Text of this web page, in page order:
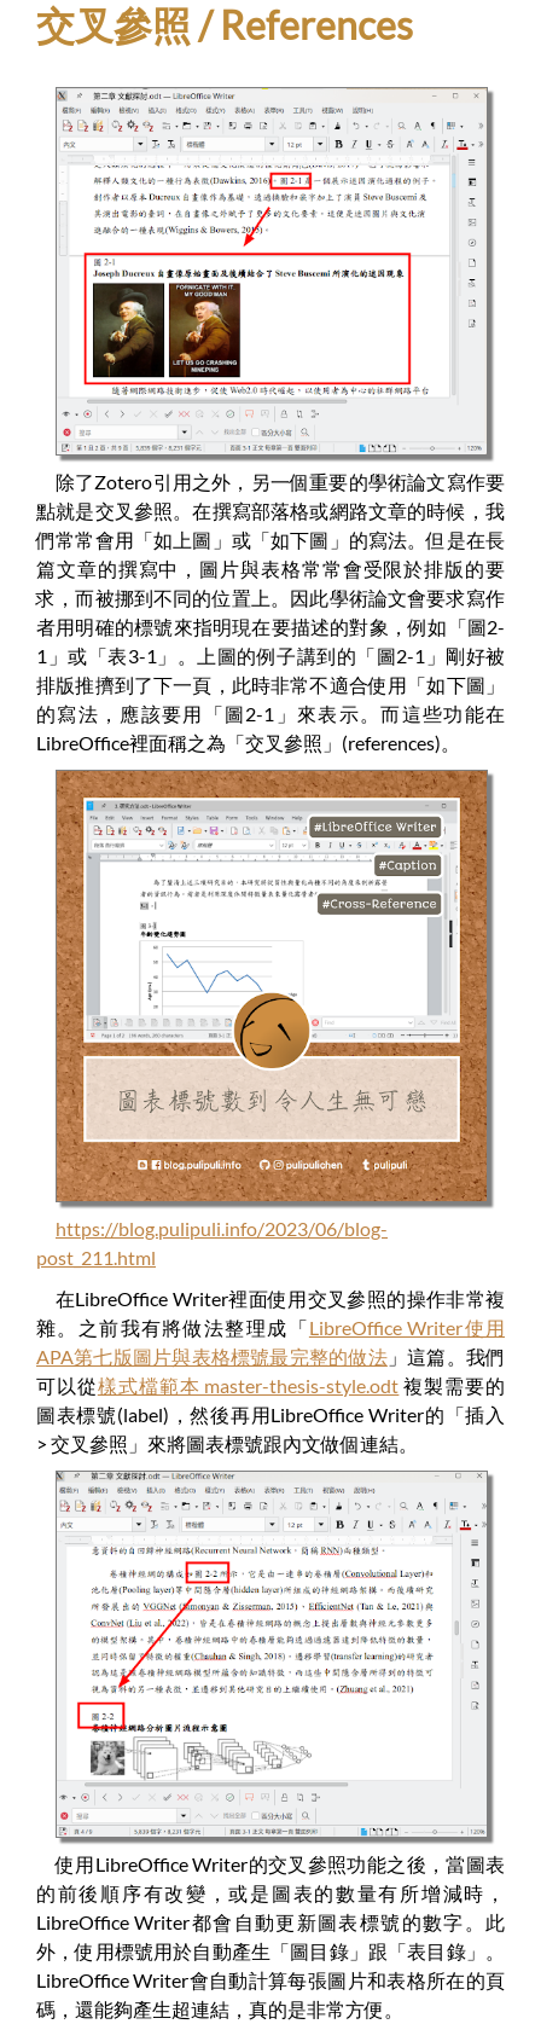
交叉參照 / References
除了Zotero引用之外，另一個重要的學術論文寫作要
點就是交叉參照。在撰寫部落格或網路文章的時候，我
們常常會用「如上圖」或「如下圖」的寫法。但是在長
篇文章的撰寫中，圖片與表格常常會受限於排版的要
求，而被挪到不同的位置上。因此學術論文會要求寫作
者用明確的標號來指明現在要描述的對象，例如「圖2-
1」或「表3-1」。上圖的例子講到的「圖2-1」剛好被
排版推擠到了下一頁，此時非常不適合使用「如下圖」
的寫法，應該要用「圖2-1」來表示。而這些功能在
LibreOffice裡面稱之為「交叉參照」(references)。
https://blog.pulipuli.info/2023/06/blog-
post_211.html
在LibreOffice Writer裡面使用交叉參照的操作非常複
雜。之前我有將做法整理成「LibreOffice Writer使用
APA第七版圖片與表格標號最完整的做法」這篇。我們
可以從樣式檔範本 master-thesis-style.odt 複製需要的
圖表標號(label)，然後再用LibreOffice Writer的「插入
> 交叉參照」來將圖表標號跟內文做個連結。
使用LibreOffice Writer的交叉參照功能之後，當圖表
的前後順序有改變，或是圖表的數量有所增減時，
LibreOffice Writer都會自動更新圖表標號的數字。此
外，使用標號用於自動產生「圖目錄」跟「表目錄」。
LibreOffice Writer會自動計算每張圖片和表格所在的頁
碼，還能夠產生超連結，真的是非常方便。